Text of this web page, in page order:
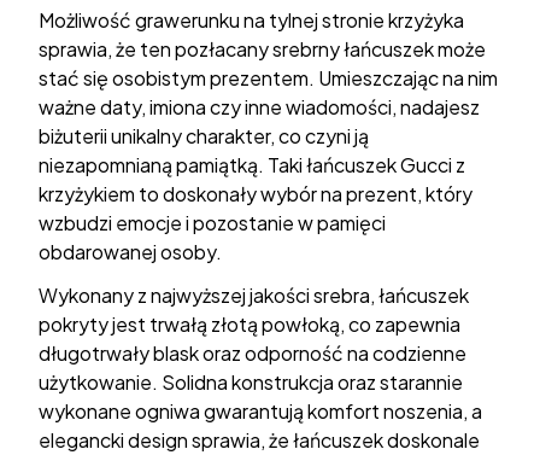
Możliwość grawerunku na tylnej stronie krzyżyka
sprawia, że ten pozłacany srebrny łańcuszek może
stać się osobistym prezentem. Umieszczając na nim
ważne daty, imiona czy inne wiadomości, nadajesz
biżuterii unikalny charakter, co czyni ją
niezapomnianą pamiątką. Taki łańcuszek Gucci z
krzyżykiem to doskonały wybór na prezent, który
wzbudzi emocje i pozostanie w pamięci
obdarowanej osoby.
Wykonany z najwyższej jakości srebra, łańcuszek
pokryty jest trwałą złotą powłoką, co zapewnia
długotrwały blask oraz odporność na codzienne
użytkowanie. Solidna konstrukcja oraz starannie
wykonane ogniwa gwarantują komfort noszenia, a
elegancki design sprawia, że łańcuszek doskonale